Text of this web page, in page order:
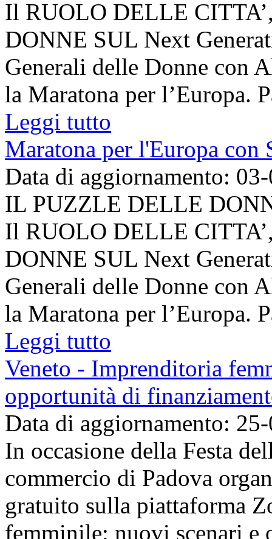
Il RUOLO DELLE
DONNE SUL Next
Generali delle Donne con
la Maratona per l’Europa.
Leggi tutto
Maratona per l'Europa con
Data di aggiornamento:
IL PUZZLE DELLE
Il RUOLO DELLE
DONNE SUL Next
Generali delle Donne con
la Maratona per l’Europa.
Leggi tutto
Veneto - Imprenditoria
opportunità di
Data di aggiornamento:
In occasione della Festa
commercio di Padova
gratuito sulla piattaforma
femminile: nuovi scenari